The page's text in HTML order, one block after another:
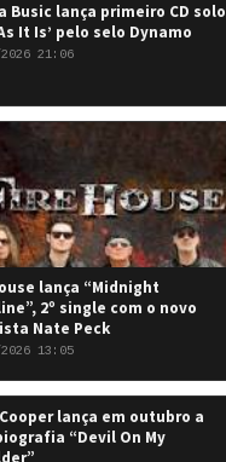
Busic lança primeiro CD solo
It Is’ pelo selo Dynamo
21:06
lança “Midnight
2º single com o novo
Nate Peck
13:05
lança em outubro a
“Devil On My